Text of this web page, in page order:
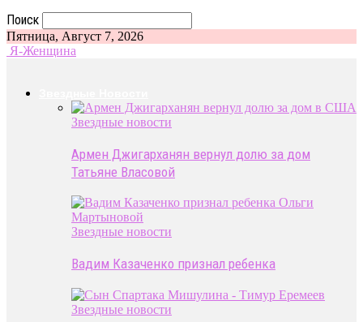
Поиск
Пятница, Август 7, 2026
Я-Женщина
Звездные новости
Армен Джигарханян вернул долю за дом
Татьяне Власовой
Звездные новости
Вадим Казаченко признал ребенка
Звездные новости